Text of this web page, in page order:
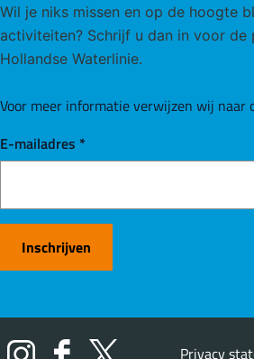
Wil je niks missen en op de hoogte
activiteiten? Schrijf u dan in voor de
Hollandse Waterlinie.
Voor meer informatie verwijzen wij naar
E-mailadres *
Inschrijven
Privacy